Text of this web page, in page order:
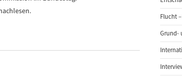
Flucht
Grund-